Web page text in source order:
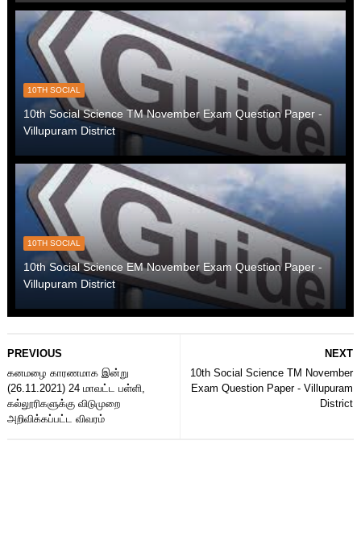
10TH SOCIAL
10th Social Science TM November Exam Question Paper -
Villupuram District
10TH SOCIAL
10th Social Science EM November Exam Question Paper -
Villupuram District
NEXT
10th Social Science TM November
Exam Question Paper - Villupuram
District
PREVIOUS
கனமழை காரணமாக இன்று
(26.11.2021) 24 மாவட்ட பள்ளி,
கல்லூரிகளுக்கு விடுமுறை
அறிவிக்கப்பட்ட விவரம்